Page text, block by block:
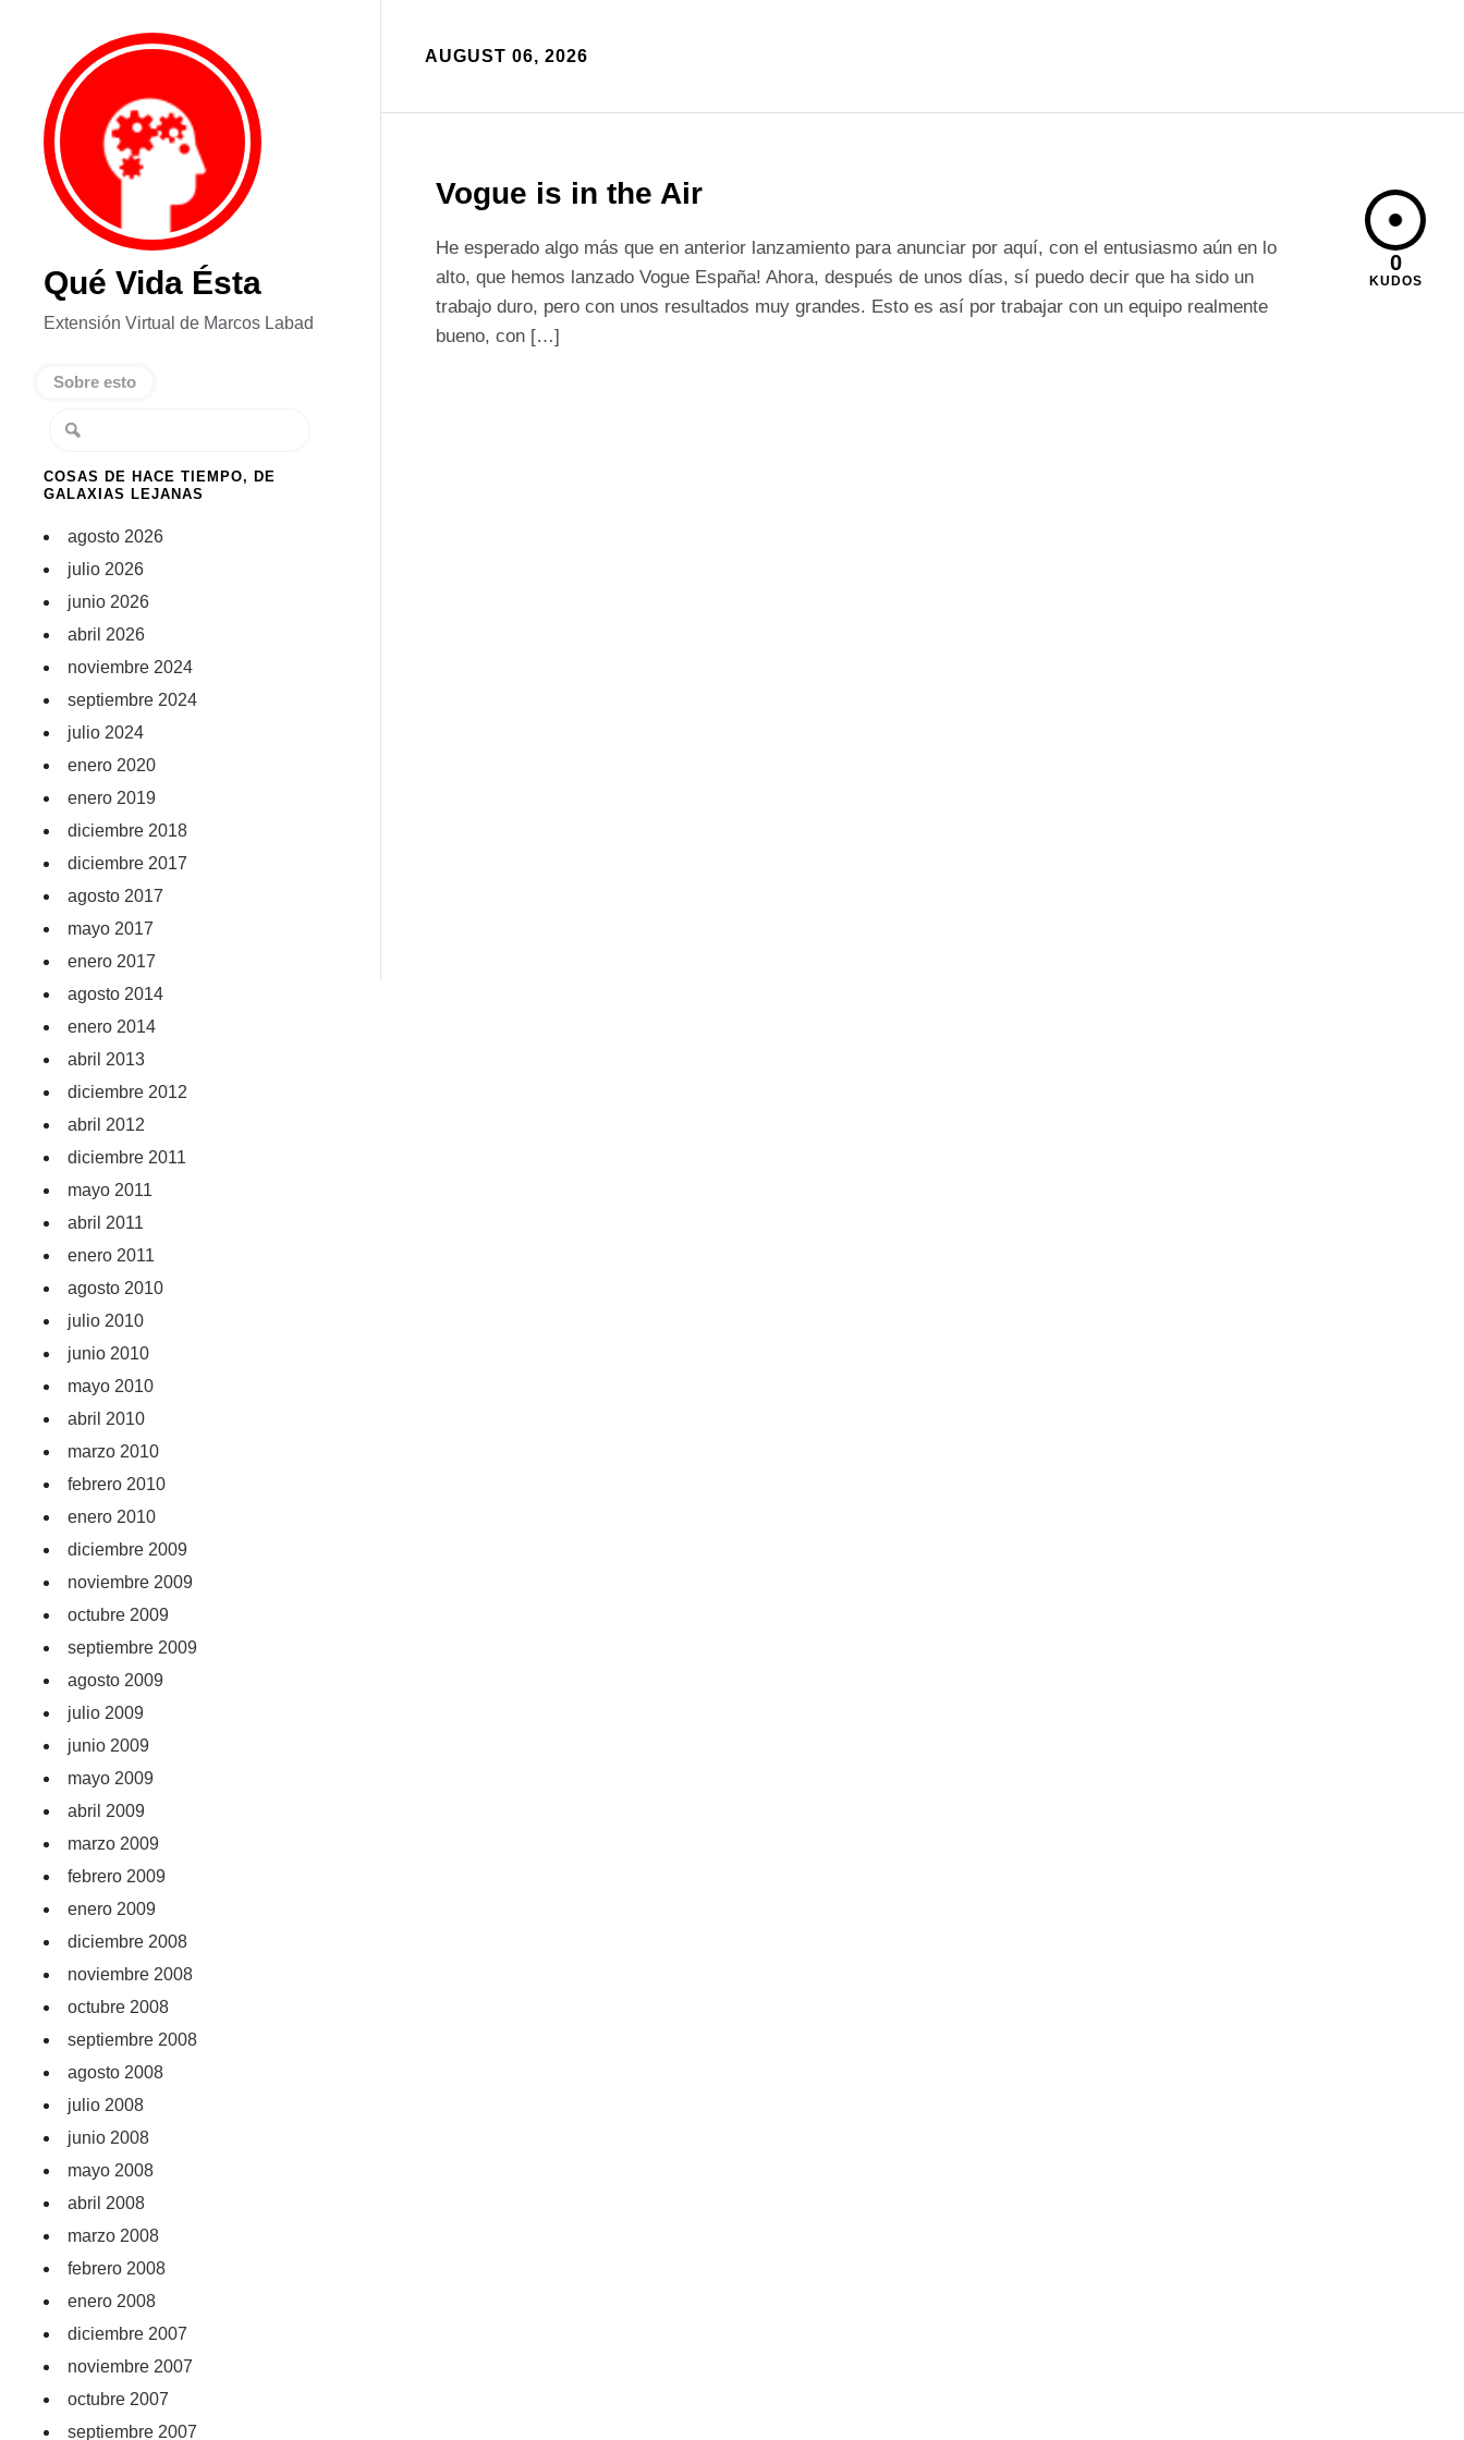
Qué Vida Ésta
Extensión Virtual de Marcos Labad
Sobre esto
COSAS DE HACE TIEMPO, DE
GALAXIAS LEJANAS
agosto 2026
julio 2026
junio 2026
abril 2026
noviembre 2024
septiembre 2024
julio 2024
enero 2020
enero 2019
diciembre 2018
diciembre 2017
agosto 2017
mayo 2017
enero 2017
agosto 2014
enero 2014
abril 2013
diciembre 2012
abril 2012
diciembre 2011
mayo 2011
abril 2011
enero 2011
agosto 2010
julio 2010
junio 2010
mayo 2010
abril 2010
marzo 2010
febrero 2010
enero 2010
diciembre 2009
noviembre 2009
octubre 2009
septiembre 2009
agosto 2009
julio 2009
junio 2009
mayo 2009
abril 2009
marzo 2009
febrero 2009
enero 2009
diciembre 2008
noviembre 2008
octubre 2008
septiembre 2008
agosto 2008
julio 2008
junio 2008
mayo 2008
abril 2008
marzo 2008
febrero 2008
enero 2008
diciembre 2007
noviembre 2007
octubre 2007
septiembre 2007
AUGUST 06, 2026
Vogue is in the Air
He esperado algo más que en anterior lanzamiento para anunciar por aquí, con el entusiasmo aún en lo
alto, que hemos lanzado Vogue España! Ahora, después de unos días, sí puedo decir que ha sido un
trabajo duro, pero con unos resultados muy grandes. Esto es así por trabajar con un equipo realmente
bueno, con […]
0
KUDOS